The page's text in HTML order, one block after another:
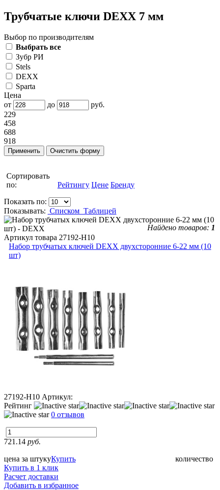
Трубчатые ключи DEXX 7 мм
Выбор по производителям
Выбрать все
Зубр РИ
Stels
DEXX
Sparta
Цена
от
до
руб.
229
458
688
918
Сортировать
по:
Рейтингу Цене Бренду
Показать по:
Показывать: Списком Таблицей
Найдено товаров: 1
Артикул товара 27192-H10
Набор трубчатых ключей DEXX двухсторонние 6-22 мм (10
шт)
27192-H10 Артикул:
Рейтинг
0 отзывов
721.14 руб.
цена за штуку количество
Купить
Купить в 1 клик
Расчет доставки
Добавить в избранное